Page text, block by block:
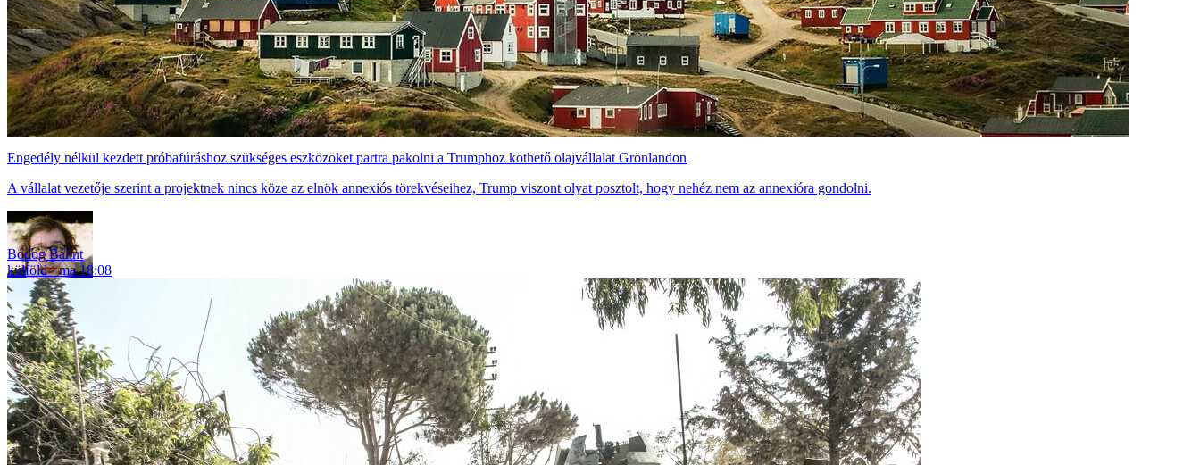
Engedély nélkül kezdett próbafúráshoz szükséges eszközöket partra pakolni a Trumphoz köthető olajvállalat Grönlandon
A vállalat vezetője szerint a projektnek nincs köze az elnök annexiós törekvéseihez, Trump viszont olyat posztolt, hogy nehéz nem az annexióra gondolni.
Bódog Bálint
külföld
ma 18:08